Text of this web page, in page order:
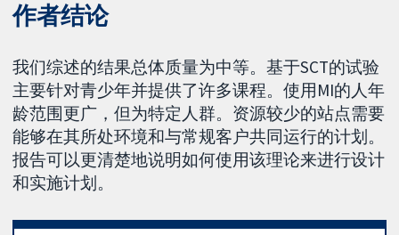
作者结论
我们综述的结果总体质量为中等。基于SCT的试验
主要针对青少年并提供了许多课程。使用MI的人年
龄范围更广，但为特定人群。资源较少的站点需要
能够在其所处环境和与常规客户共同运行的计划。
报告可以更清楚地说明如何使用该理论来进行设计
和实施计划。